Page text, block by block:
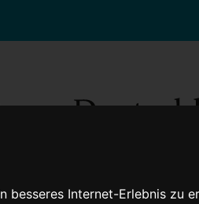
Internet-Erlebnis zu